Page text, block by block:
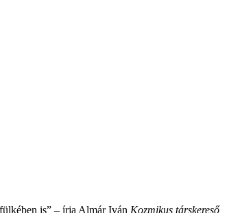
is” – írja Almár Iván Kozmikus társkereső